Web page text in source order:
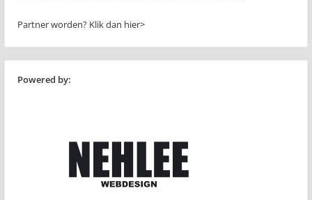
Partner worden? Klik dan hier>
Powered by: